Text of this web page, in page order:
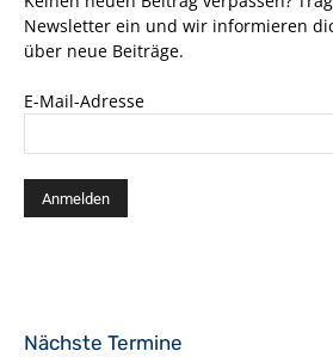
Newsletter ein und wir informieren
über neue Beiträge.
E-Mail-Adresse
Nächste Termine